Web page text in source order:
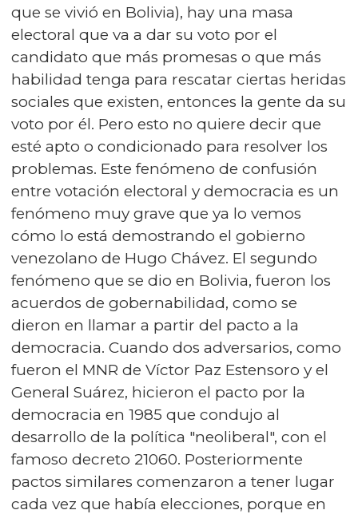
que se vivió en Bolivia), hay una masa
electoral que va a dar su voto por el
candidato que más promesas o que más
habilidad tenga para rescatar ciertas heridas
sociales que existen, entonces la gente da su
voto por él. Pero esto no quiere decir que
esté apto o condicionado para resolver los
problemas. Este fenómeno de confusión
entre votación electoral y democracia es un
fenómeno muy grave que ya lo vemos
cómo lo está demostrando el gobierno
venezolano de Hugo Chávez. El segundo
fenómeno que se dio en Bolivia, fueron los
acuerdos de gobernabilidad, como se
dieron en llamar a partir del pacto a la
democracia. Cuando dos adversarios, como
fueron el MNR de Víctor Paz Estensoro y el
General Suárez, hicieron el pacto por la
democracia en 1985 que condujo al
desarrollo de la política "neoliberal", con el
famoso decreto 21060. Posteriormente
pactos similares comenzaron a tener lugar
cada vez que había elecciones, porque en